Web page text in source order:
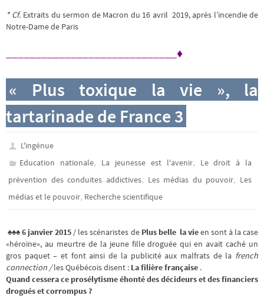
* Cf. Extraits du sermon de Macron du 16 avril 2019, après l’incendie de
Notre-Dame de Paris
_____________________________♦
« Plus toxique la vie », la
tartarinade de France 3
L'ingénue
Education nationale, La jeunesse est l'avenir,
Le droit à la
prévention des conduites addictives, Les médias du pouvoir, Les
médias et le pouvoir, Recherche scientifique
♠♠♠ 6 janvier 2015 / les scénaristes de Plus belle la vieen sont à la case
«héroïne», au meurtre de la jeune fille droguée qui en avait caché un
gros paquet – et font ainsi de la publicité aux malfrats de la french
connection /les Québécois disent : La filière française .
Quand cessera ce prosélytisme éhonté des décideurs et des financiers
drogués et corrompus ?